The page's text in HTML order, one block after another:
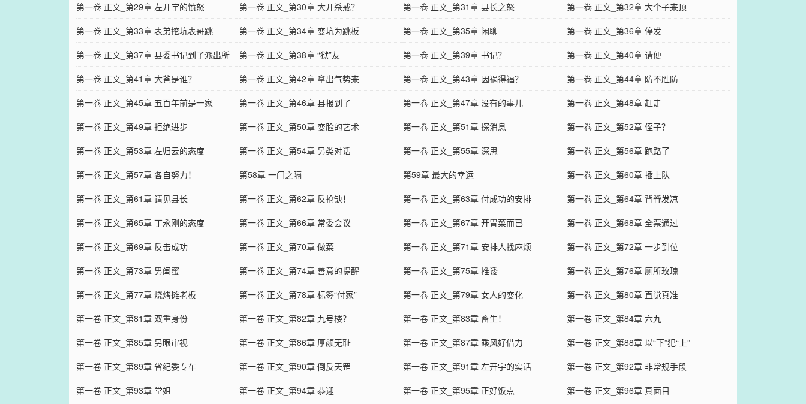
第一卷 正文_第29章 左开宇的愤怒
第一卷 正文_第30章 大开杀戒？ 第一卷 正文_第31章 县长之怒
第一卷 正文_第32章 大个子来顶
第一卷 正文_第33章 表弟挖坑表哥跳
第一卷 正文_第34章 变坑为跳板 第一卷 正文_第35章 闲聊
第一卷 正文_第36章 停发
第一卷 正文_第37章 县委书记到了派出所
第一卷 正文_第38章 “狱”友 第一卷 正文_第39章 书记？
第一卷 正文_第40章 请便
第一卷 正文_第41章 大爸是谁？
第一卷 正文_第42章 拿出气势来 第一卷 正文_第43章 因祸得福？
第一卷 正文_第44章 防不胜防
第一卷 正文_第45章 五百年前是一家
第一卷 正文_第46章 县报到了 第一卷 正文_第47章 没有的事儿
第一卷 正文_第48章 赶走
第一卷 正文_第49章 拒绝进步
第一卷 正文_第50章 变脸的艺术 第一卷 正文_第51章 探消息
第一卷 正文_第52章 侄子？
第一卷 正文_第53章 左归云的态度
第一卷 正文_第54章 另类对话 第一卷 正文_第55章 深思
第一卷 正文_第56章 跑路了
第一卷 正文_第57章 各自努力！
第58章 一门之隔 第59章 最大的幸运
第一卷 正文_第60章 插上队
第一卷 正文_第61章 请见县长
第一卷 正文_第62章 反抢缺！ 第一卷 正文_第63章 付成功的安排
第一卷 正文_第64章 背脊发凉
第一卷 正文_第65章 丁永刚的态度
第一卷 正文_第66章 常委会议 第一卷 正文_第67章 开胃菜而已
第一卷 正文_第68章 全票通过
第一卷 正文_第69章 反击成功
第一卷 正文_第70章 做菜 第一卷 正文_第71章 安排人找麻烦
第一卷 正文_第72章 一步到位
第一卷 正文_第73章 男闺蜜
第一卷 正文_第74章 善意的提醒 第一卷 正文_第75章 推诿
第一卷 正文_第76章 厕所玫瑰
第一卷 正文_第77章 烧烤摊老板
第一卷 正文_第78章 标签“付家” 第一卷 正文_第79章 女人的变化
第一卷 正文_第80章 直觉真准
第一卷 正文_第81章 双重身份
第一卷 正文_第82章 九号楼？ 第一卷 正文_第83章 畜生！
第一卷 正文_第84章 六九
第一卷 正文_第85章 另眼审视
第一卷 正文_第86章 厚颜无耻 第一卷 正文_第87章 乘风好借力
第一卷 正文_第88章 以“下”犯“上”
第一卷 正文_第89章 省纪委专车
第一卷 正文_第90章 倒反天罡 第一卷 正文_第91章 左开宇的实话
第一卷 正文_第92章 非常规手段
第一卷 正文_第93章 堂姐
第一卷 正文_第94章 恭迎 第一卷 正文_第95章 正好饭点 第一卷 正文_第96章 真面目